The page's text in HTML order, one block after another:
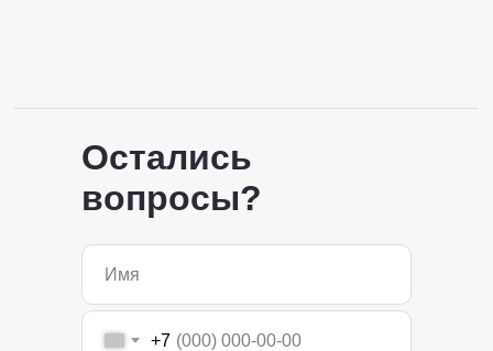
Остались
вопросы?
+7